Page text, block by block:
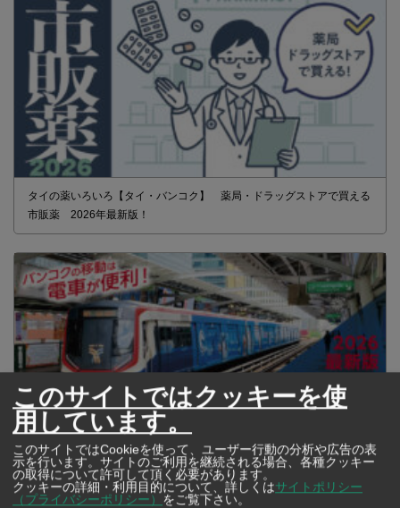
タイの薬いろいろ【タイ・バンコク】 薬局・ドラッグストアで買える
市販薬 2026年最新版！
2026年版 タイの鉄道事情 電車でGO！
このサイトではクッキーを使
用しています。
このサイトではCookieを使って、ユーザー行動の分析や広告の表
示を行います。サイトのご利用を継続される場合、各種クッキー
の取得について許可して頂く必要があります。
クッキーの詳細・利用目的について、詳しくはサイトポリシー
（プライバシーポリシー）
をご覧下さい。